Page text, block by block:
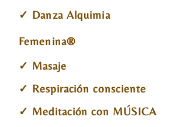
✓ Danza Alquimia
Femenina®
✓ Masaje
✓ Respiración consciente
✓ Meditación con MÚSICA